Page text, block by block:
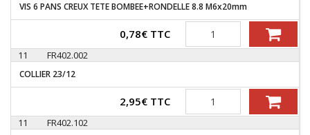
VIS 6 PANS CREUX TETE BOMBEE+RONDELLE 8.8 M6x20mm
0,78€ TTC Quantité
11 FR402.002
COLLIER 23/12
2,95€ TTC Quantité
11 FR402.102